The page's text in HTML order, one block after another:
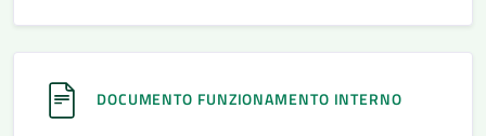
DOCUMENTO FUNZIONAMENTO INTERNO